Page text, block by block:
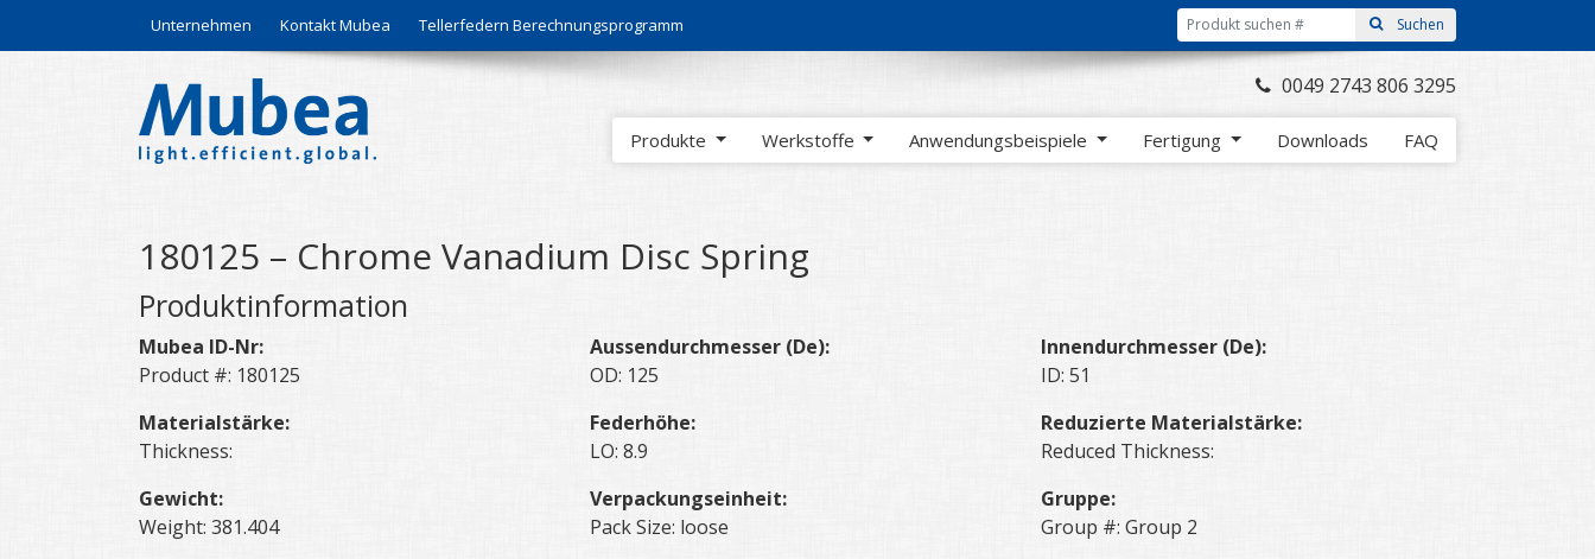
Unternehmen Kontakt Mubea Tellerfedern Berechnungsprogramm
0049 2743 806 3295
Produkte Werkstoffe Anwendungsbeispiele Fertigung Downloads FAQ
180125 – Chrome Vanadium Disc Spring
Produktinformation
Mubea ID-Nr:
Product #: 180125
Aussendurchmesser (De):
OD: 125
Innendurchmesser (De):
ID: 51
Materialstärke:
Thickness:
Federhöhe:
LO: 8.9
Reduzierte Materialstärke:
Reduced Thickness:
Gewicht:
Weight: 381.404
Verpackungseinheit:
Pack Size: loose
Gruppe:
Group #: Group 2